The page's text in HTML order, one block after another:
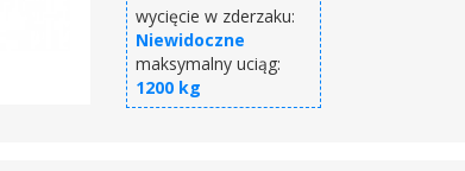
wycięcie w zderzaku:
Niewidoczne
maksymalny uciąg:
1200 kg